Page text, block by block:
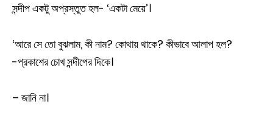
সন্দীপ একটু অপ্রস্তুত হল- ‘একটা মেয়ে’।
‘আরে সে তো বুঝলাম, কী নাম? কোথায় থাকে? কীভাবে আলাপ হল?
-প্রকাশের চোখ সন্দীপের দিকে।
– জানি না।